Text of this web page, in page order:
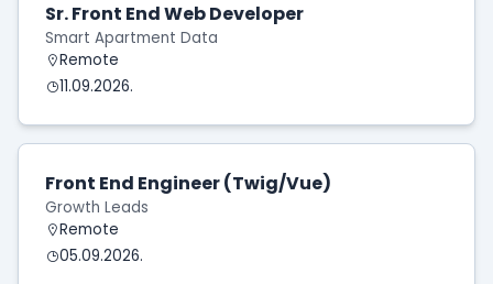
Sr. Front End Web Developer
Smart Apartment Data
Remote
11.09.2026.
Front End Engineer (Twig/Vue)
Growth Leads
Remote
05.09.2026.